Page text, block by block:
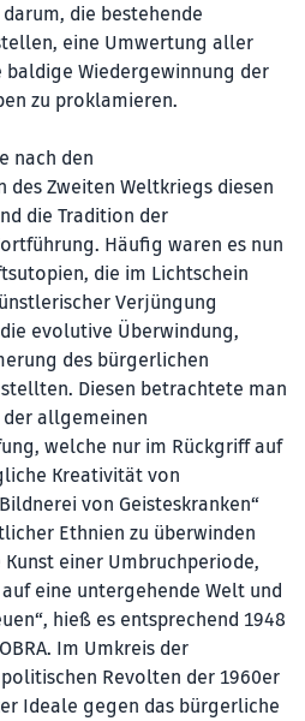
die bestehende
eine Umwertung aller
Wiedergewinnung der
zu proklamieren.
nach den
Zweiten Weltkriegs diesen
die Tradition der
Häufig waren es nun
die im Lichtschein
Verjüngung
evolutive Überwindung,
des bürgerlichen
Diesen betrachtete man
allgemeinen
welche nur im Rückgriff auf
Kreativität von
von Geisteskranken“
Ethnien zu überwinden
Kunst einer Umbruchperiode,
eine untergehende Welt und
hieß es entsprechend 1948
Im Umkreis der
Revolten der 1960er
Ideale gegen das bürgerliche